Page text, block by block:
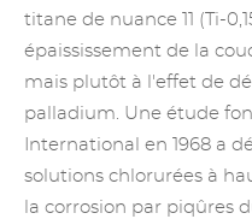
titane de nuance 11 (Ti-
épaississement de la
mais plutôt à l'effet de
palladium. Une étude
International en 1968 a
solutions chlorurées à
la corrosion par piqûres